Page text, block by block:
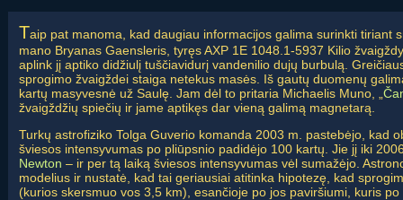
Taip pat manoma, kad daugiau informacijos galima surinkti tiriant
mano Bryanas Gaensleris, tyręs AXP 1E 1048.1-5937 Kilio
aplink jį aptiko didžiulį tuščiavidurį vandenilio dujų burbulą.
sprogimo žvaigždei staiga netekus masės. Iš gautų duomenų
kartų masyvesnė už Saulę. Jam dėl to pritaria Michaelis Muno, „
žvaigždžių spiečių ir jame aptikęs dar vieną galimą magnetarą.
Turkų astrofiziko Tolga Guverio komanda 2003 m. pastebėjo, kad
šviesos intensyvumas po pliūpsnio padidėjo 100 kartų. Jie jį iki
Newton – ir per tą laiką šviesos intensyvumas vėl sumažėjo.
modelius ir nustatė, kad tai geriausiai atitinka hipotezę, kad
(kurios skersmuo vos 3,5 km), esančioje po jos paviršiumi, kuris